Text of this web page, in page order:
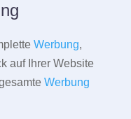
Werbung,
auf Ihrer Website
Werbung